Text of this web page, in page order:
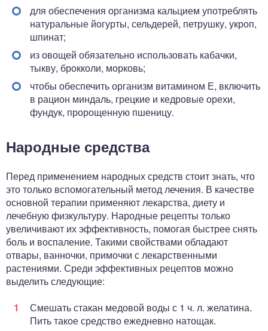
для обеспечения организма кальцием употреблять
натуральные йогурты, сельдерей, петрушку, укроп,
шпинат;
из овощей обязательно использовать кабачки,
тыкву, брокколи, морковь;
чтобы обеспечить организм витамином Е, включить
в рацион миндаль, грецкие и кедровые орехи,
фундук, пророщенную пшеницу.
Народные средства
Перед применением народных средств стоит знать, что
это только вспомогательный метод лечения. В качестве
основной терапии применяют лекарства, диету и
лечебную физкультуру. Народные рецепты только
увеличивают их эффективность, помогая быстрее снять
боль и воспаление. Такими свойствами обладают
отвары, ванночки, примочки с лекарственными
растениями. Среди эффективных рецептов можно
выделить следующие:
Смешать стакан медовой воды с 1 ч. л. желатина.
Пить такое средство ежедневно натощак.